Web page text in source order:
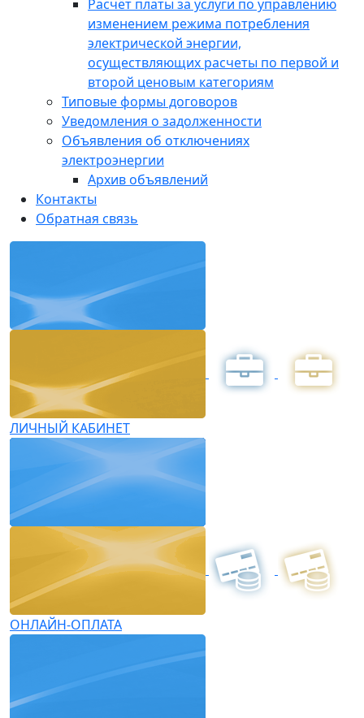
Расчёт платы за услуги по управлению
изменением режима потребления
электрической энергии,
осуществляющих расчеты по первой и
второй ценовым категориям
Типовые формы договоров
Уведомления о задолженности
Объявления об отключениях
электроэнергии
Архив объявлений
Контакты
Обратная связь
ЛИЧНЫЙ КАБИНЕТ
ОНЛАЙН-ОПЛАТА